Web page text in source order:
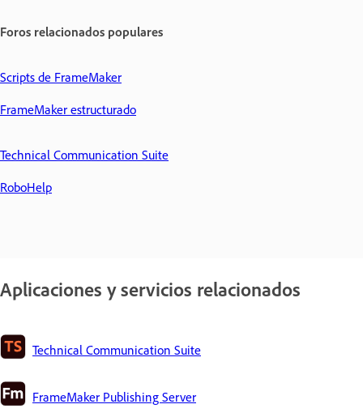
Foros relacionados populares
Scripts de FrameMaker
FrameMaker estructurado
Technical Communication Suite
RoboHelp
Aplicaciones y servicios relacionados
Technical Communication Suite
FrameMaker Publishing Server